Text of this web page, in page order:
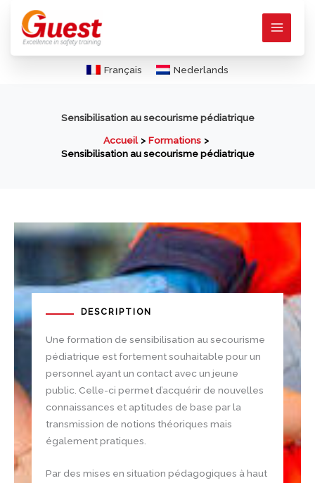
contenu
Français Nederlands
Sensibilisation au secourisme pédiatrique
Accueil
Formations
Sensibilisation au secourisme pédiatrique
DESCRIPTION
Une formation de sensibilisation au secourisme
pédiatrique est fortement souhaitable pour un
personnel ayant un contact avec un jeune
public. Celle-ci permet d’acquérir de nouvelles
connaissances et aptitudes de base par la
transmission de notions théoriques mais
également pratiques.
Par des mises en situation pédagogiques à haut